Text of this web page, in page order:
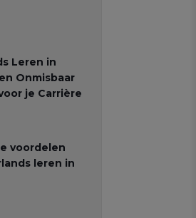
Leren in
Onmisbaar
je Carrière
voordelen
leren in